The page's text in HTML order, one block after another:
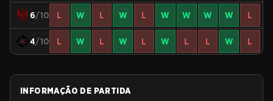
6/10 L W L W L W W W W L
4/10 L W L W L W L L W L
INFORMAÇÃO DE PARTIDA